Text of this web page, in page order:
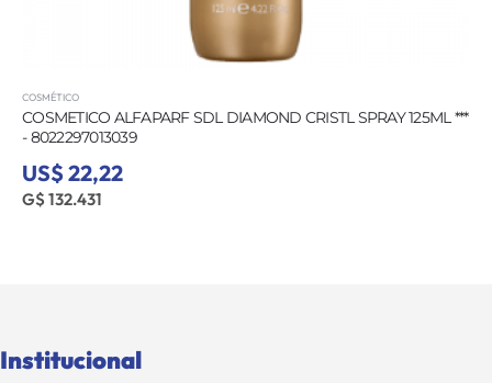
COSMÉTICO
COSMETICO ALFAPARF SDL DIAMOND CRISTL SPRAY 125ML ***
- 8022297013039
US$ 22,22
G$ 132.431
Institucional